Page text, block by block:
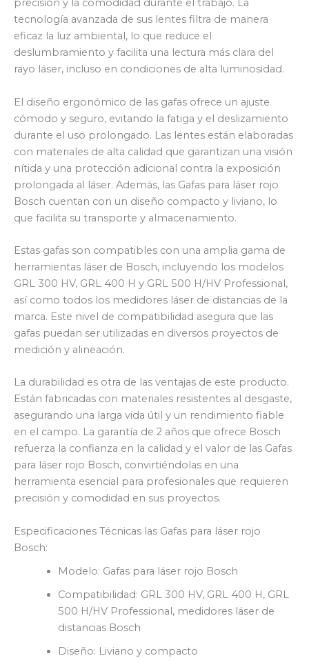
precisión y la comodidad durante el trabajo. La
tecnología avanzada de sus lentes filtra de manera
eficaz la luz ambiental, lo que reduce el
deslumbramiento y facilita una lectura más clara del
rayo láser, incluso en condiciones de alta luminosidad.
El diseño ergonómico de las gafas ofrece un ajuste
cómodo y seguro, evitando la fatiga y el deslizamiento
durante el uso prolongado. Las lentes están elaboradas
con materiales de alta calidad que garantizan una visión
nítida y una protección adicional contra la exposición
prolongada al láser. Además, las Gafas para láser rojo
Bosch cuentan con un diseño compacto y liviano, lo
que facilita su transporte y almacenamiento.
Estas gafas son compatibles con una amplia gama de
herramientas láser de Bosch, incluyendo los modelos
GRL 300 HV, GRL 400 H y GRL 500 H/HV Professional,
así como todos los medidores láser de distancias de la
marca. Este nivel de compatibilidad asegura que las
gafas puedan ser utilizadas en diversos proyectos de
medición y alineación.
La durabilidad es otra de las ventajas de este producto.
Están fabricadas con materiales resistentes al desgaste,
asegurando una larga vida útil y un rendimiento fiable
en el campo. La garantía de 2 años que ofrece Bosch
refuerza la confianza en la calidad y el valor de las Gafas
para láser rojo Bosch, convirtiéndolas en una
herramienta esencial para profesionales que requieren
precisión y comodidad en sus proyectos.
Especificaciones Técnicas las Gafas para láser rojo
Bosch:
Modelo: Gafas para láser rojo Bosch
Compatibilidad: GRL 300 HV, GRL 400 H, GRL
500 H/HV Professional, medidores láser de
distancias Bosch
Diseño: Liviano y compacto